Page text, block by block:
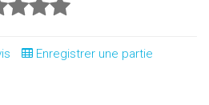
Enregistrer une partie